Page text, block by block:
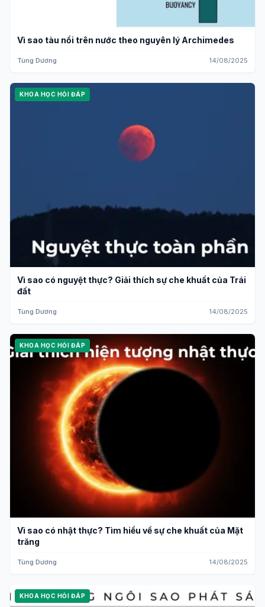
Vì sao tàu nổi trên nước theo nguyên lý Archimedes
Tùng Dương 14/08/2025
KHOA HỌC HỎI ĐÁP
Vì sao có nguyệt thực? Giải thích sự che khuất của Trái
đất
Tùng Dương 14/08/2025
KHOA HỌC HỎI ĐÁP
Vì sao có nhật thực? Tìm hiểu về sự che khuất của Mặt
trăng
Tùng Dương 14/08/2025
KHOA HỌC HỎI ĐÁP